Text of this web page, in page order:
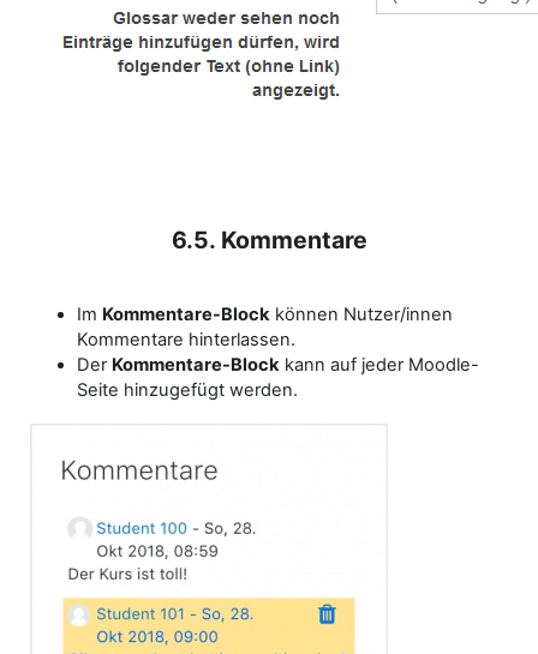
6.5. Kommentare
Im Kommentare-Block können Nutzer/innen
Kommentare hinterlassen.
Der Kommentare-Block kann auf jeder Moodle-
Seite hinzugefügt werden.